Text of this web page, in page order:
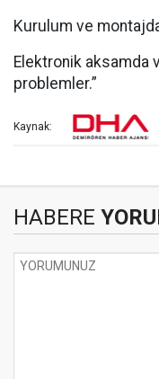
Kurulum ve
Elektronik aksamda
problemler.”
Kaynak:
HABERE